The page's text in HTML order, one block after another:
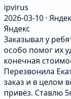
ipvirus
2026-03-10 ·
Яндекс
Заказывал у
особо помог их
конечная
Перезвонила
заказ и в целом
привёз. Ставлю